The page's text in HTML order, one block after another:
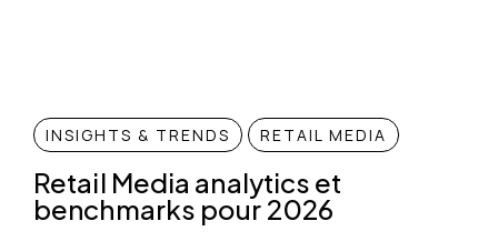
INSIGHTS & TRENDS RETAIL MEDIA
Retail Media analytics et
benchmarks pour 2026